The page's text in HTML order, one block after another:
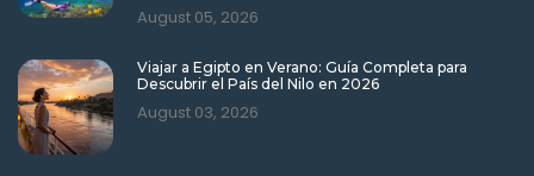
August 05, 2026
Viajar a Egipto en Verano: Guía Completa para
Descubrir el País del Nilo en 2026
August 03, 2026